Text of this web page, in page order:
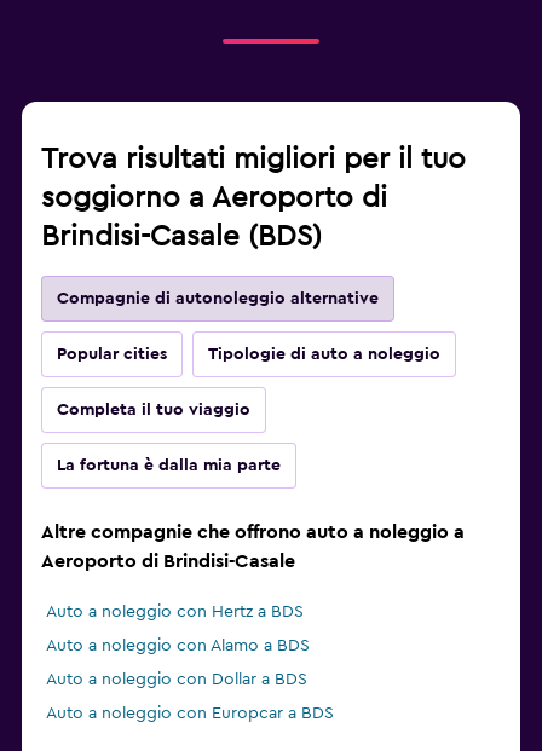
Trova risultati migliori per il tuo
soggiorno a Aeroporto di
Brindisi-Casale (BDS)
Compagnie di autonoleggio alternative
Popular cities Tipologie di auto a noleggio
Completa il tuo viaggio
La fortuna è dalla mia parte
Altre compagnie che offrono auto a noleggio a
Aeroporto di Brindisi-Casale
Auto a noleggio con Hertz a BDS
Auto a noleggio con Alamo a BDS
Auto a noleggio con Dollar a BDS
Auto a noleggio con Europcar a BDS